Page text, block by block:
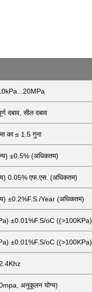
दबाव, सील दबाव
का ≤ 1.5 गुना
±0.5% (अधिकतम)
0.05% एफ.एस. (अधिकतम)
±0.2%F.S./Year (अधिकतम)
±0.01%F.S/oC ((>100KPa)
±0.01%F.S/oC ((>100KPa)
2.4Khz
अनुकूलन योग्य)